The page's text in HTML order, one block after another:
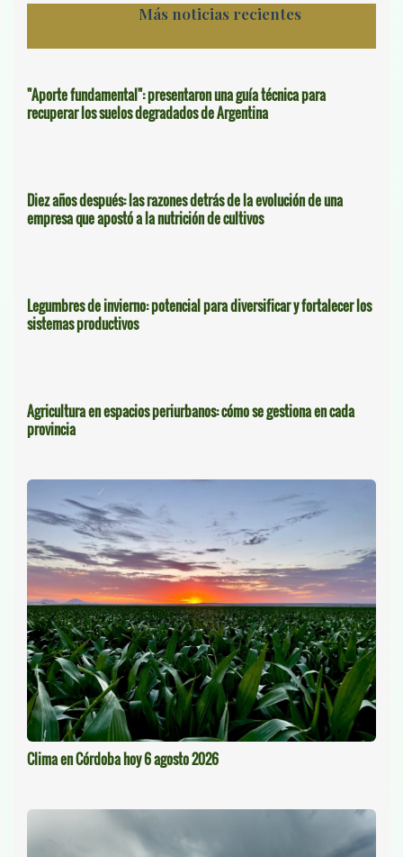
Más noticias recientes
"Aporte fundamental": presentaron una guía técnica para
recuperar los suelos degradados de Argentina
Diez años después: las razones detrás de la evolución de una
empresa que apostó a la nutrición de cultivos
Legumbres de invierno: potencial para diversificar y fortalecer los
sistemas productivos
Agricultura en espacios periurbanos: cómo se gestiona en cada
provincia
Clima en Córdoba hoy 6 agosto 2026